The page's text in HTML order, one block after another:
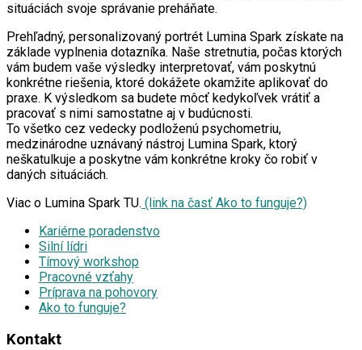
situáciách svoje správanie preháňate.
Prehľadný, personalizovaný portrét Lumina Spark získate na
základe vyplnenia dotazníka. Naše stretnutia, počas ktorých
vám budem vaše výsledky interpretovať, vám poskytnú
konkrétne riešenia, ktoré dokážete okamžite aplikovať do
praxe. K výsledkom sa budete môcť kedykoľvek vrátiť a
pracovať s nimi samostatne aj v budúcnosti.
To všetko cez vedecky podloženú psychometriu,
medzinárodne uznávaný nástroj Lumina Spark, ktorý
neškatulkuje a poskytne vám konkrétne kroky čo robiť v
daných situáciách.
Viac o Lumina Spark TU. (link na časť Ako to funguje?)
Kariérne poradenstvo
Silní lídri
Tímový workshop
Pracovné vzťahy
Príprava na pohovory
Ako to funguje?
Kontakt